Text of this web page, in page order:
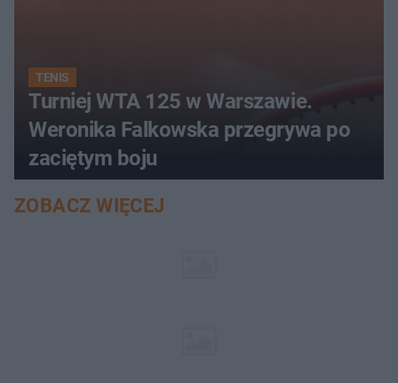
TENIS
Turniej WTA 125 w Warszawie.
Weronika Falkowska przegrywa po
zaciętym boju
ZOBACZ WIĘCEJ